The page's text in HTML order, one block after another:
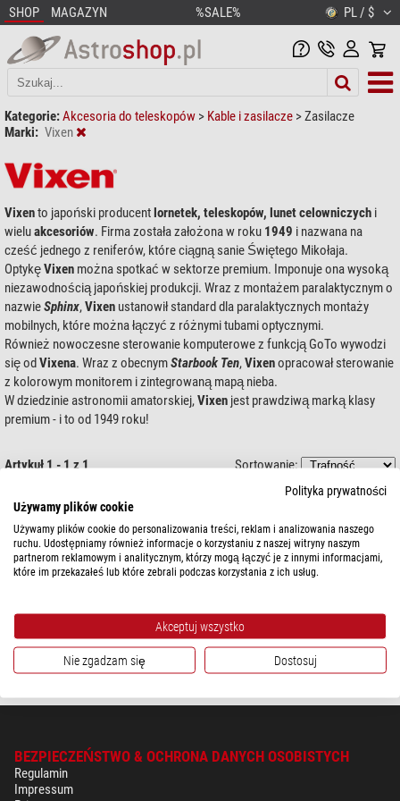
SHOP MAGAZYN %SALE% PL / $
Kategorie:Akcesoria do teleskopów > Kable i zasilacze >Zasilacze
Marki: Vixen
Vixento japoński producentlornetek, teleskopów, lunet celowniczych i
wieluakcesoriów. Firma została założona w roku 1949 i nazwana na
cześć jednego z reniferów, które ciągną sanie Świętego Mikołaja.
OptykęVixen można spotkać w sektorze premium. Imponuje ona wysoką
niezawodnością japońskiej produkcji. Wraz z montażem paralaktycznym o
nazwieSphinx,Vixen ustanowił standard dla paralaktycznych montaży
mobilnych, które można łączyć z różnymi tubami optycznymi.
Również nowoczesne sterowanie komputerowe z funkcją GoTo wywodzi
się odVixena. Wraz z obecnymStarbook Ten,Vixenopracował sterowanie
z kolorowym monitorem i zintegrowaną mapą nieba.
W dziedzinie astronomii amatorskiej,Vixen jest prawdziwą marką klasy
premium - i to od 1949 roku!
Artykuł 1 - 1 z 1 Sortowanie:
$ 149,00
Dostępny od
BEZPIECZEŃSTWO & OCHRONA DANYCH OSOBISTYCH
Regulamin
Impressum
Polityka prywatności
Używamy plików cookie
Używamy plików cookie do personalizowania treści, reklam i analizowania naszego
ruchu. Udostępniamy również informacje o korzystaniu z naszej witryny naszym
partnerom reklamowym i analitycznym, którzy mogą łączyć je z innymi informacjami,
które im przekazałeś lub które zebrali podczas korzystania z ich usług.
Akceptuj wszystko
Nie zgadzam się Dostosuj